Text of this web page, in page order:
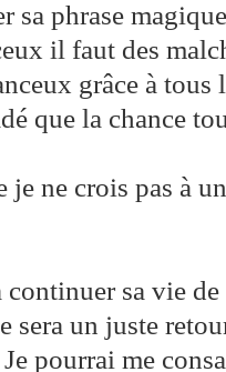
sa phrase
il faut des
grâce à
que la chance
je ne crois pas à
continuer sa vie
sera un juste
pourrai me